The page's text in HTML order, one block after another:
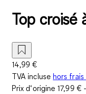
Top croisé
14,99 €
TVA incluse hors
Prix d‘origine17,99 €-